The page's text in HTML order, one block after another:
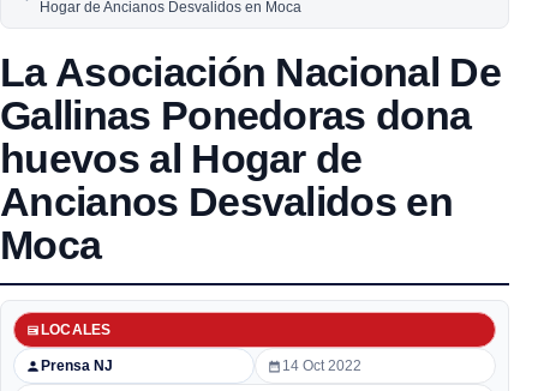
Hogar de Ancianos Desvalidos en Moca
La Asociación Nacional De
Gallinas Ponedoras dona
huevos al Hogar de
Ancianos Desvalidos en
Moca
Prensa NJ
LOCALES
14 Oct 2022